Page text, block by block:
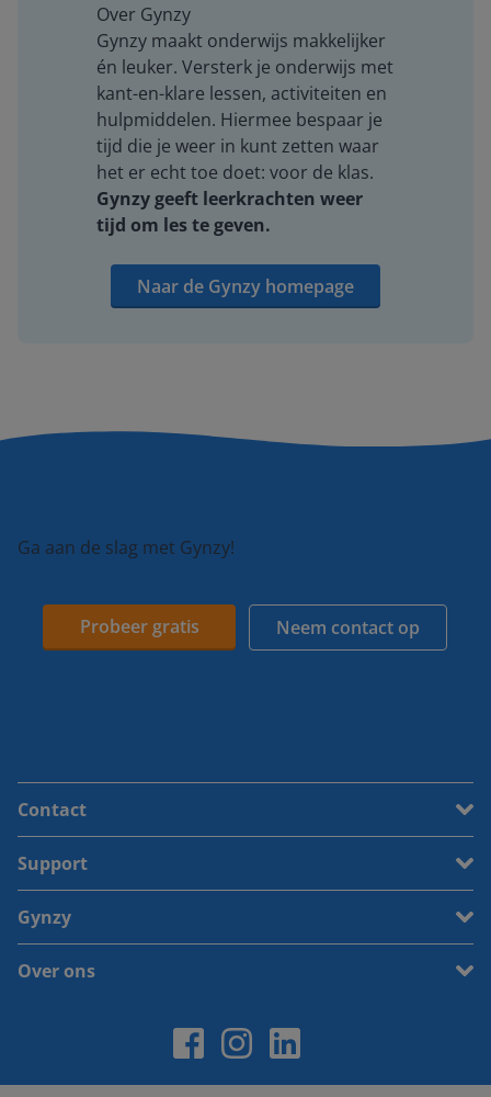
Over Gynzy
Gynzy maakt onderwijs makkelijker
én leuker. Versterk je onderwijs met
kant-en-klare lessen, activiteiten en
hulpmiddelen. Hiermee bespaar je
tijd die je weer in kunt zetten waar
het er echt toe doet: voor de klas.
Gynzy geeft leerkrachten weer
tijd om les te geven.
Naar de Gynzy homepage
Ga aan de slag met Gynzy!
Probeer gratis Neem contact op
Contact
Support
Gynzy
Over ons